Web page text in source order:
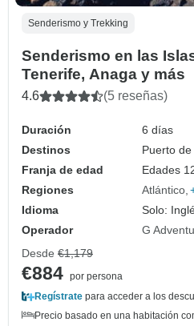
Senderismo y Trekking
Senderismo en las
Tenerife, Anaga y más
4.6 (5 reseñas)
Duración
6 días
Destinos
Puerto
Franja de edad
Edades
Regiones
Atlántico
Idioma
Solo:
Operador
G
Desde €1,179
€884 por persona
Regístrate para acceder a los
Precio basado en una habitación